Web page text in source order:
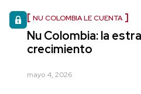
NU COLOMBIA LE CUENTA
Nu Colombia: la
crecimiento
mayo 4, 2026